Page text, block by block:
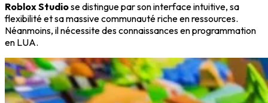
Roblox Studiose distingue par son interface intuitive, sa
flexibilité et sa massive communauté riche en ressources.
Néanmoins, il nécessite des connaissances en programmation
en LUA.